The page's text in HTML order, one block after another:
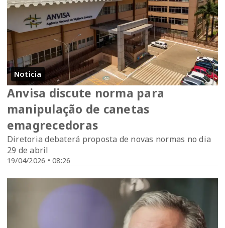
Noticia
19/04/2026 • 08:26
Anvisa discute norma para
manipulação de canetas
emagrecedoras
Diretoria debaterá proposta de novas normas no dia
29 de abril